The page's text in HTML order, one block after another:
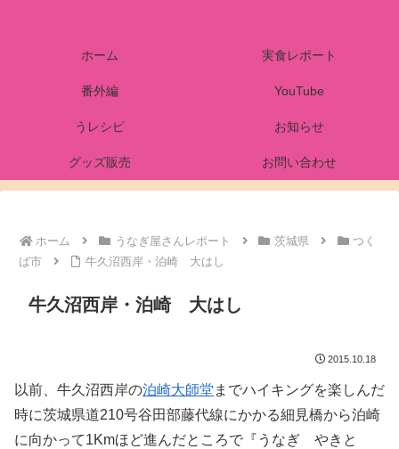
ホーム 実食レポート
番外編 YouTube
うレシピ お知らせ
グッズ販売 お問い合わせ
ホーム うなぎ屋さんレポート 茨城県
つく
ば市
牛久沼西岸・泊崎 大はし
牛久沼西岸・泊崎 大はし
2015.10.18
以前、牛久沼西岸の泊崎大師堂 までハイキングを楽しんだ
時に茨城県道210号谷田部藤代線にかかる細見橋から泊崎
に向かって1Kmほど進んだところで『うなぎ やきと